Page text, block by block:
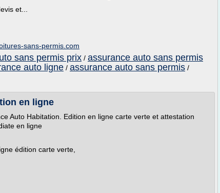
et...
sans-permis.com
sans permis prix / assurance auto sans permis
auto ligne / assurance auto sans permis /
en ligne
Auto Habitation. Edition en ligne carte verte et attestation
en ligne
édition carte verte,